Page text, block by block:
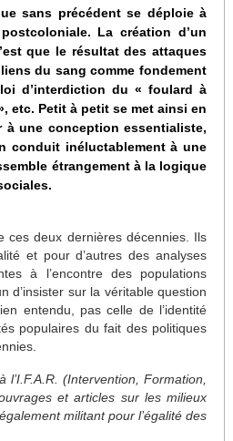
sans précédent se déploie à
La création d’un
que le résultat des attaques
du sang comme fondement
d’interdiction du « foulard à
etc. Petit à petit se met ainsi en
une conception essentialiste,
conduit inéluctablement à une
étrangement à la logique
ces deux dernières décennies. Ils
et pour d’autres des analyses
à l’encontre des populations
d’insister sur la véritable question
entendu, pas celle de l’identité
populaires du fait des politiques
(Intervention, Formation,
et articles sur les milieux
militant pour l’égalité des